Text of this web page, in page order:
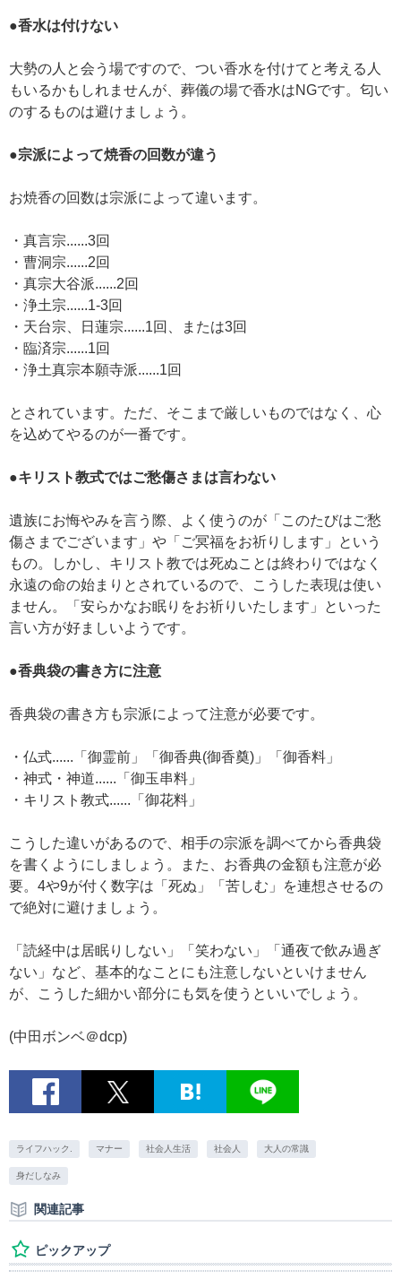
●香水は付けない
大勢の人と会う場ですので、つい香水を付けてと考える人
もいるかもしれませんが、葬儀の場で香水はNGです。匂い
のするものは避けましょう。
●宗派によって焼香の回数が違う
お焼香の回数は宗派によって違います。
・真言宗......3回
・曹洞宗......2回
・真宗大谷派......2回
・浄土宗......1-3回
・天台宗、日蓮宗......1回、または3回
・臨済宗......1回
・浄土真宗本願寺派......1回
とされています。ただ、そこまで厳しいものではなく、心
を込めてやるのが一番です。
●キリスト教式ではご愁傷さまは言わない
遺族にお悔やみを言う際、よく使うのが「このたびはご愁
傷さまでございます」や「ご冥福をお祈りします」という
もの。しかし、キリスト教では死ぬことは終わりではなく
永遠の命の始まりとされているので、こうした表現は使い
ません。「安らかなお眠りをお祈りいたします」といった
言い方が好ましいようです。
●香典袋の書き方に注意
香典袋の書き方も宗派によって注意が必要です。
・仏式......「御霊前」「御香典(御香奠)」「御香料」
・神式・神道......「御玉串料」
・キリスト教式......「御花料」
こうした違いがあるので、相手の宗派を調べてから香典袋
を書くようにしましょう。また、お香典の金額も注意が必
要。4や9が付く数字は「死ぬ」「苦しむ」を連想させるの
で絶対に避けましょう。
「読経中は居眠りしない」「笑わない」「通夜で飲み過ぎ
ない」など、基本的なことにも注意しないといけません
が、こうした細かい部分にも気を使うといいでしょう。
(中田ボンベ＠dcp)
ライフハック. マナー 社会人生活 社会人 大人の常識
身だしなみ
関連記事
ピックアップ